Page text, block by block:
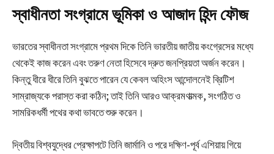
স্বাধীনতা সংগ্রামে ভূমিকা ও আজাদ হিন্দ ফৌজ
ভারতের স্বাধীনতা সংগ্রামে প্রথম দিকে তিনি ভারতীয় জাতীয় কংগ্রেসের মধ্যে
থেকেই কাজ করেন এবং তরুণ নেতা হিসেবে দ্রুত জনপ্রিয়তা অর্জন করেন।
কিন্তু ধীরে ধীরে তিনি বুঝতে পারেন যে কেবল অহিংস আন্দোলনেই ব্রিটিশ
সাম্রাজ্যকে পরাস্ত করা কঠিন; তাই তিনি আরও আক্রমণাত্মক, সংগঠিত ও
সামরিকধর্মী পথের কথা ভাবতে শুরু করেন।
দ্বিতীয় বিশ্বযুদ্ধের প্রেক্ষাপটে তিনি জার্মানি ও পরে দক্ষিণ-পূর্ব এশিয়ায় গিয়ে